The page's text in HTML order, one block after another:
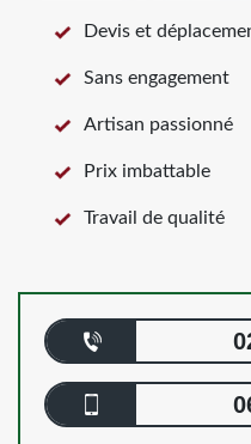
Devis et
Sans engagement
Artisan passionné
Prix imbattable
Travail de qualité